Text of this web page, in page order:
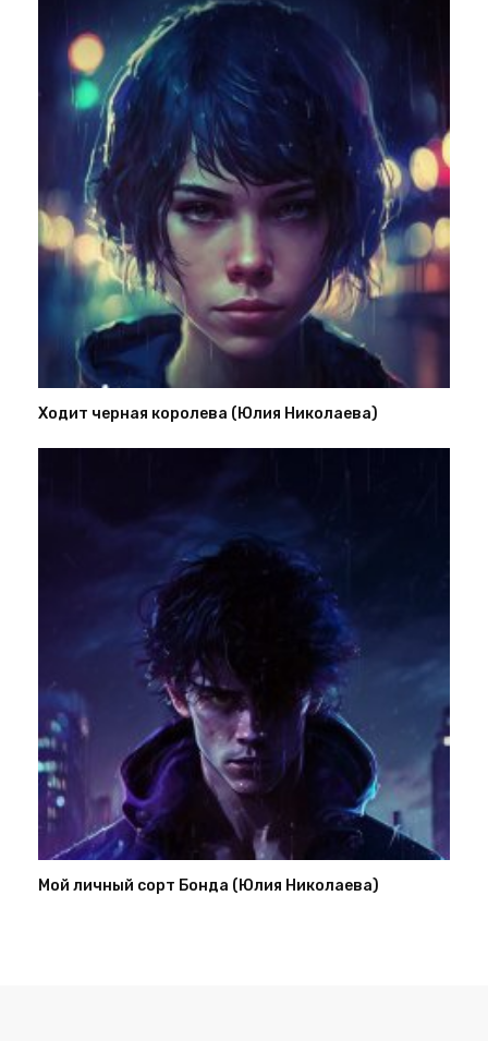
Ходит черная королева (Юлия Николаева)
Мой личный сорт Бонда (Юлия Николаева)